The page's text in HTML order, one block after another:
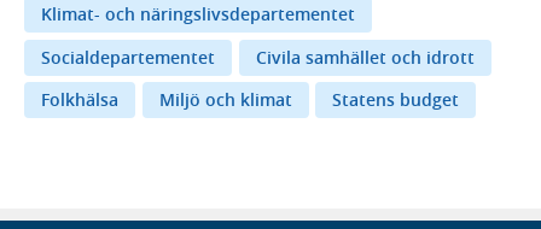
Klimat- och näringslivsdepartementet
Socialdepartementet
Civila samhället och idrott
Folkhälsa
Miljö och klimat Statens budget